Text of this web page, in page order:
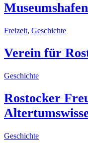
Freizeit, Geschichte
Verein für
Geschichte
Rostocker
Geschichte